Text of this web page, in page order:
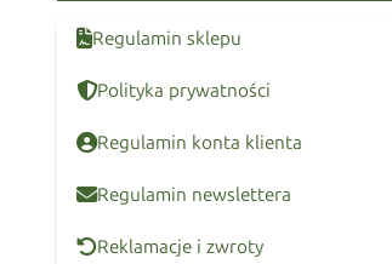
Regulamin sklepu
Polityka prywatności
Regulamin konta klienta
Regulamin newslettera
Reklamacje i zwroty